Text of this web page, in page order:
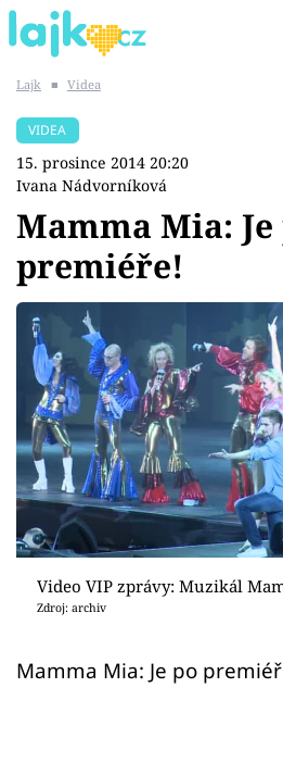
SHOPAHOLICADEL
Témata
Showbyznys
Youtubeři
Virály
Sex a vztahy
Videa
Sledujte prima+
Přihlášení
Lajk ■ Videa
VIDEA
15. prosince 2014 20:20
Ivana Nádvorníková
Mamma Mia: Je
premiéře!
Video VIP zprávy: Muzikál
Zdroj: archiv
Mamma Mia: Je po